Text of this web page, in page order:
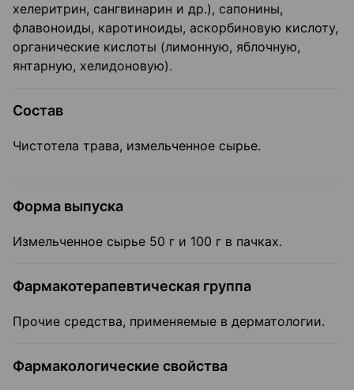
хелеритрин, сангвинарин и др.), сапонины,
флавоноиды, каротиноиды, аскорбиновую кислоту,
органические кислоты (лимонную, яблочную,
янтарную, хелидоновую).
Состав
Чистотела трава, измельченное сырье.
Форма выпуска
Измельченное сырье 50 г и 100 г в пачках.
Фармакотерапевтическая группа
Прочие средства, применяемые в дерматологии.
Фармакологические свойства